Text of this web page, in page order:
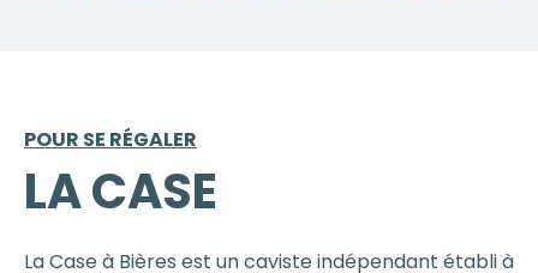
POUR SE RÉGALER
LA CASE
La Case à Bières est un caviste indépendant établi à